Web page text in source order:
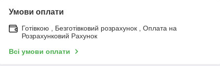
Умови оплати
Готівкою , Безготівковий розрахунок , Оплата на
Розрахунковий Рахунок
Всі умови оплати